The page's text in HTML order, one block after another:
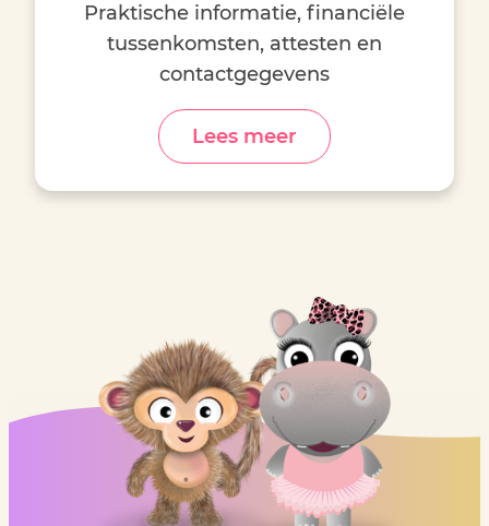
Praktische informatie, financiële
tussenkomsten, attesten en
contactgegevens
Lees meer